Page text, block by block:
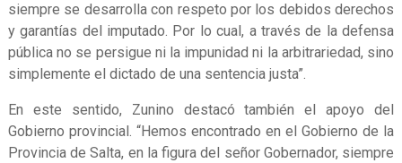
siempre se desarrolla con respeto por los debidos derechos
y garantías del imputado. Por lo cual, a través de la defensa
pública no se persigue ni la impunidad ni la arbitrariedad, sino
simplemente el dictado de una sentencia justa”.
En este sentido, Zunino destacó también el apoyo del
Gobierno provincial. “Hemos encontrado en el Gobierno de la
Provincia de Salta, en la figura del señor Gobernador, siempre